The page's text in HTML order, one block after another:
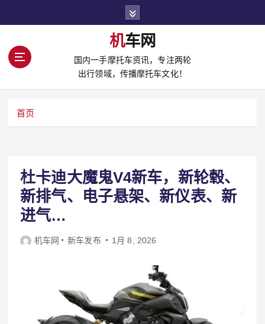
c
机车网
国内一手摩托车资讯，专注两轮
出行领域，传播摩托车文化！
首页
杜卡迪大魔鬼V4新车，新轮毂、
新排气、电子悬架、新仪表、新
进气…
机车网 新车发布 1月 8, 2026